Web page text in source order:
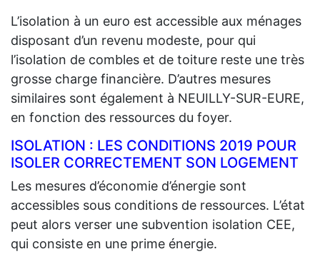
L’isolation à un euro est accessible aux ménages
disposant d’un revenu modeste, pour qui
l’isolation de combles et de toiture reste une très
grosse charge financière. D’autres mesures
similaires sont également à NEUILLY-SUR-EURE,
en fonction des ressources du foyer.
ISOLATION : LES CONDITIONS 2019 POUR
ISOLER CORRECTEMENT SON LOGEMENT
Les mesures d’économie d’énergie sont
accessibles sous conditions de ressources. L’état
peut alors verser une subvention isolation CEE,
qui consiste en une prime énergie.